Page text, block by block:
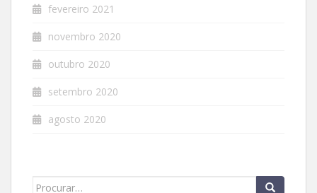
fevereiro 2021
novembro 2020
outubro 2020
setembro 2020
agosto 2020